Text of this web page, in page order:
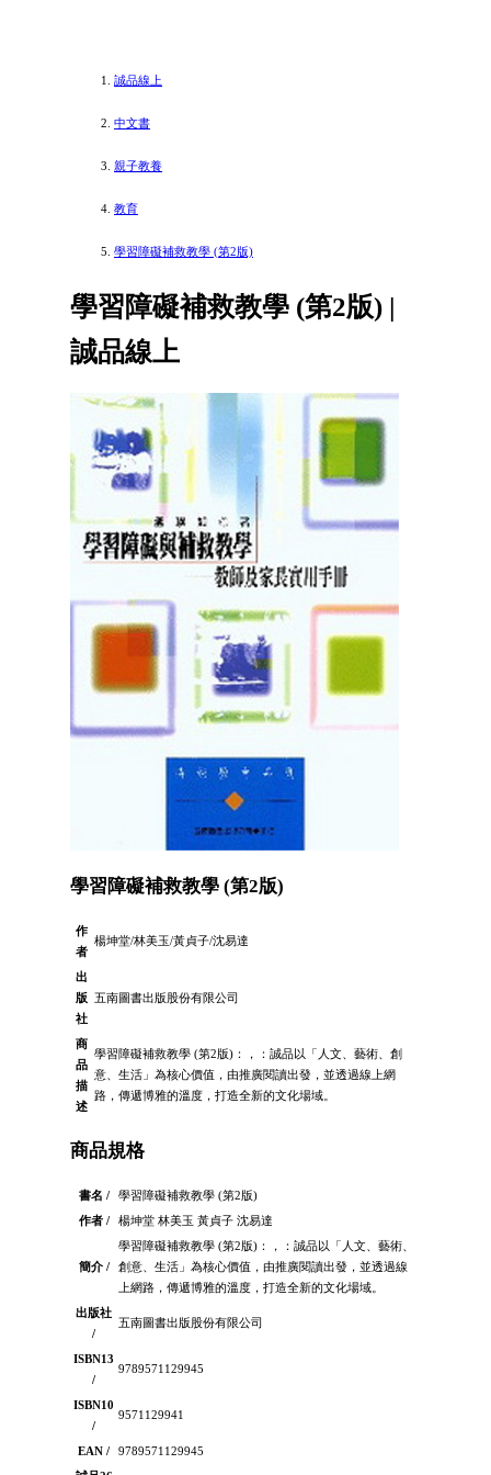
誠品線上
中文書
親子教養
教育
學習障礙補救教學 (第2版)
學習障礙補救教學 (第2版) |
誠品線上
學習障礙補救教學 (第2版)
作
者
楊坤堂/林美玉/黃貞子/沈易達
出
版
社
五南圖書出版股份有限公司
商
品
描
述
學習障礙補救教學 (第2版)：，：誠品以「人文、藝術、創
意、生活」為核心價值，由推廣閱讀出發，並透過線上網
路，傳遞博雅的溫度，打造全新的文化場域。
商品規格
書名 /
學習障礙補救教學 (第2版)
作者 /
楊坤堂 林美玉 黃貞子 沈易達
簡介 /
學習障礙補救教學 (第2版)：，：誠品以「人文、藝術、
創意、生活」為核心價值，由推廣閱讀出發，並透過線
上網路，傳遞博雅的溫度，打造全新的文化場域。
出版社
/
五南圖書出版股份有限公司
ISBN13
/
9789571129945
ISBN10
/
9571129941
EAN /
9789571129945